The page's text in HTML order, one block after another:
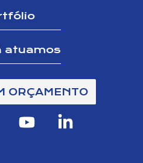
atuamos
ORÇAMENTO